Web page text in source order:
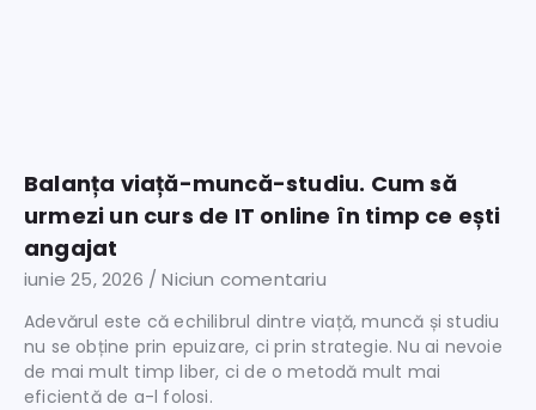
Balanța viață-muncă-studiu. Cum să
urmezi un curs de IT online în timp ce ești
angajat
iunie 25, 2026 Niciun comentariu
Adevărul este că echilibrul dintre viață, muncă și studiu
nu se obține prin epuizare, ci prin strategie. Nu ai nevoie
de mai mult timp liber, ci de o metodă mult mai
eficientă de a-l folosi.